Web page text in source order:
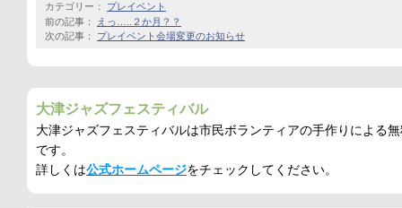
カテゴリー： プレイベント
前の記事：
えっ…..２か月？？
次の記事： プレイベント会場変更のお知らせ
大津ジャズフェスティバル
大津ジャズフェスティバルは市民ボランティアの手作りによる
です。
詳しくは公式ホームページをチェックしてください。